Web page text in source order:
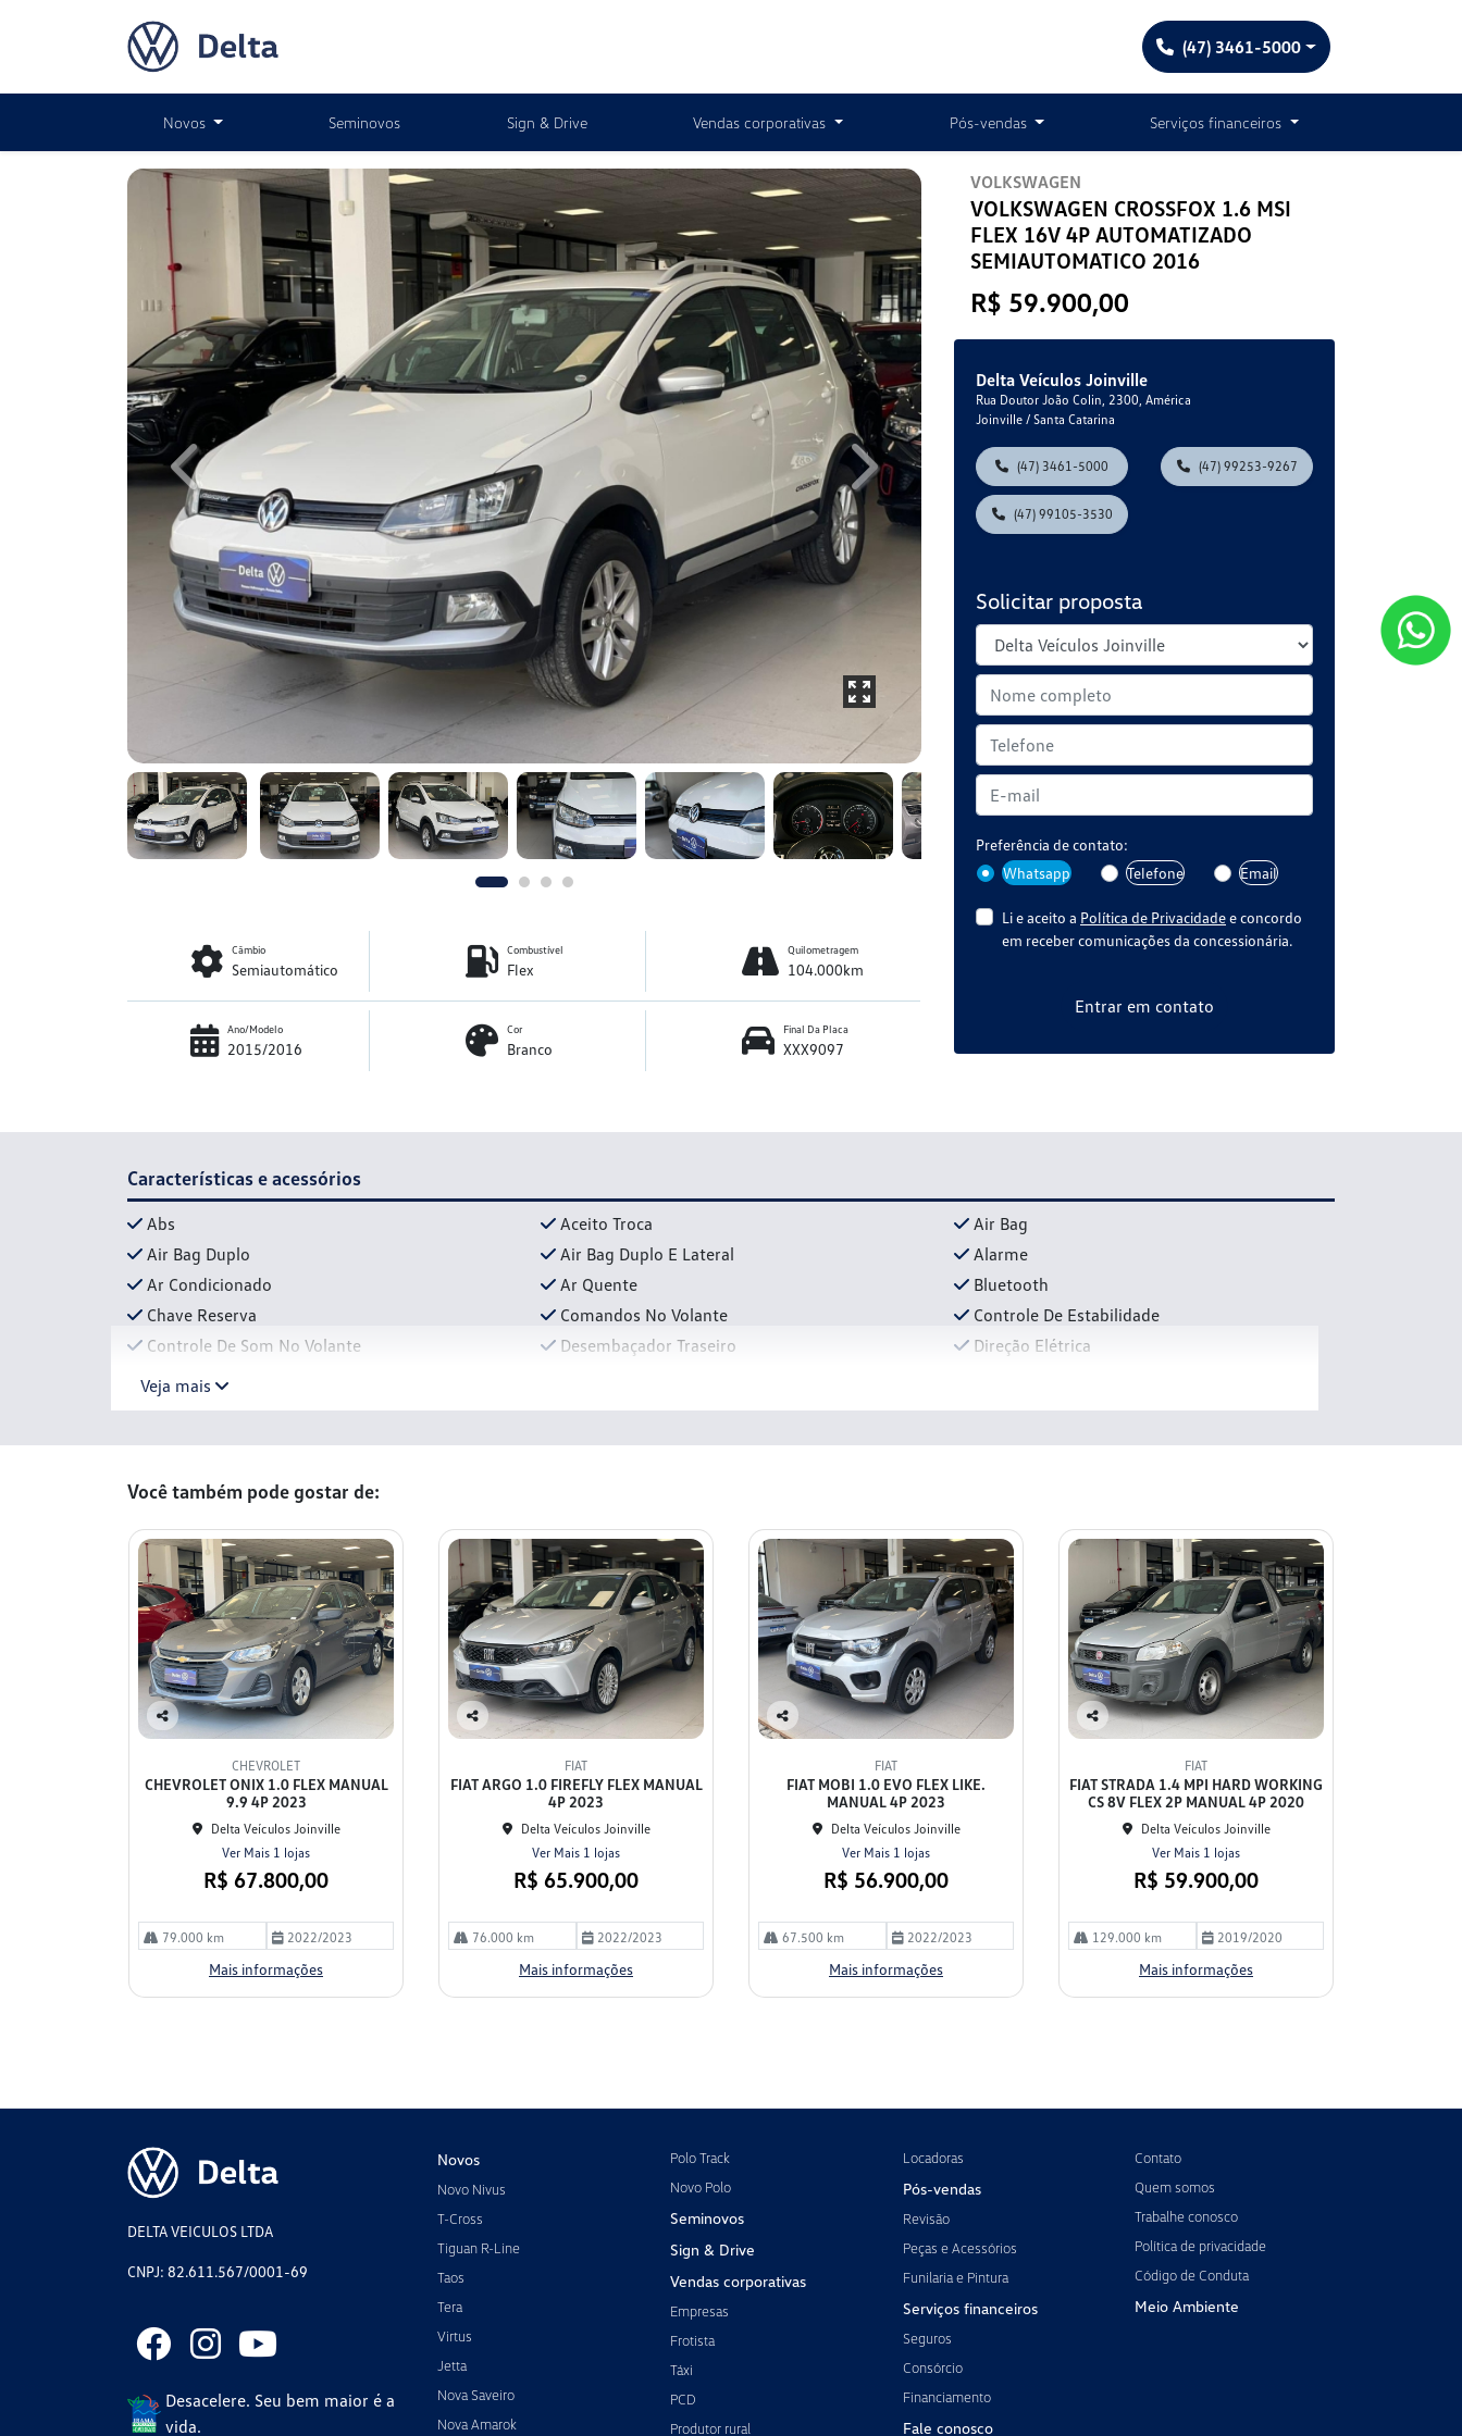
(47) 3461-5000
Novos Seminovos Sign & Drive Vendas corporativas Pós-vendas Serviços financeiros
VOLKSWAGEN
VOLKSWAGEN CROSSFOX 1.6 MSI
FLEX 16V 4P AUTOMATIZADO
SEMIAUTOMATICO 2016
R$ 59.900,00
Delta Veículos Joinville
Rua Doutor João Colin, 2300, América
Joinville / Santa Catarina
(47) 3461-5000 (47) 99253-9267
(47) 99105-3530
Solicitar proposta
Preferência de contato:
Whatsapp
Telefone Email
Li e aceito a Política de Privacidadee concordo
em receber comunicações da concessionária.
Entrar em contato
Previous Next
Câmbio
Semiautomático
Combustível
Flex
Quilometragem
104.000km
Ano/Modelo
2015/2016
Cor
Branco
Final Da Placa
XXX9097
Características e acessórios
Abs Aceito Troca
Air Bag
Air Bag Duplo
Air Bag Duplo E Lateral
Alarme
Ar Condicionado
Ar Quente
Bluetooth
Chave Reserva
Comandos No Volante
Controle De Estabilidade
Controle De Som No Volante
Desembaçador Traseiro
Direção Elétrica
Veja mais
Você também pode gostar de:
Co
lhe
CHEVROLET
CHEVROLET ONIX 1.0 FLEX MANUAL
9.9 4P 2023
Delta Veículos Joinville
Ver Mais 1 lojas
R$ 67.800,00
79.000 km 2022/2023
Mais informações
Co
lhe
FIAT
FIAT ARGO 1.0 FIREFLY FLEX MANUAL
4P 2023
Delta Veículos Joinville
Ver Mais 1 lojas
R$ 65.900,00
76.000 km 2022/2023
Mais informações
Co
lhe
FIAT
FIAT MOBI 1.0 EVO FLEX LIKE.
MANUAL 4P 2023
Delta Veículos Joinville
Ver Mais 1 lojas
R$ 56.900,00
67.500 km 2022/2023
Mais informações
Co
lhe
FIAT
FIAT STRADA 1.4 MPI HARD WORKING
CS 8V FLEX 2P MANUAL 4P 2020
Delta Veículos Joinville
Ver Mais 1 lojas
R$ 59.900,00
129.000 km 2019/2020
Mais informações
DELTA VEICULOS LTDA
CNPJ: 82.611.567/0001-69
Desacelere. Seu bem maior é a
vida.
Novos
Novo Nivus
T-Cross
Tiguan R-Line
Taos
Tera
Virtus
Jetta
Nova Saveiro
Nova Amarok
Polo Track
Novo Polo
Seminovos
Sign & Drive
Vendas corporativas
Empresas
Frotista
Táxi
PCD
Produtor rural
Locadoras
Pós-vendas
Revisão
Peças e Acessórios
Funilaria e Pintura
Serviços financeiros
Seguros
Consórcio
Financiamento
Fale conosco
Contato
Quem somos
Trabalhe conosco
Política de privacidade
Código de Conduta
Meio Ambiente